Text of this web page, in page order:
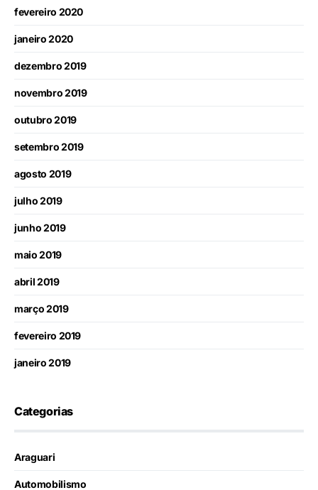
fevereiro 2020
janeiro 2020
dezembro 2019
novembro 2019
outubro 2019
setembro 2019
agosto 2019
julho 2019
junho 2019
maio 2019
abril 2019
março 2019
fevereiro 2019
janeiro 2019
Categorias
Araguari
Automobilismo